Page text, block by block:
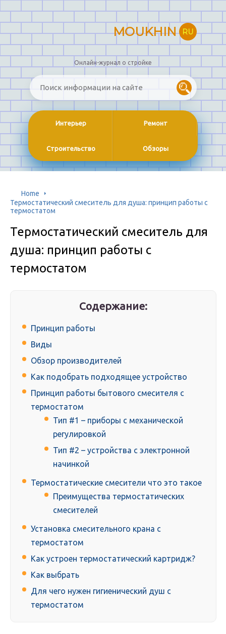
MOUKHIN RU
Онлайн-журнал о стройке
Интерьер Ремонт
Строительство Обзоры
Home
Термостатический смеситель для душа: принцип работы с
термостатом
Термостатический смеситель для
душа: принцип работы с
термостатом
Содержание:
Принцип работы
Виды
Обзор производителей
Как подобрать подходящее устройство
Принцип работы бытового смесителя с
термостатом
Тип #1 – приборы с механической
регулировкой
Тип #2 – устройства с электронной
начинкой
Термостатические смесители что это такое
Преимущества термостатических
смесителей
Установка смесительного крана с
термостатом
Как устроен термостатический картридж?
Как выбрать
Для чего нужен гигиенический душ с
термостатом